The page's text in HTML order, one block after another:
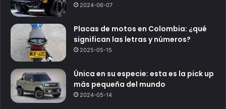
2024-06-07
Placas de motos en Colombia: ¿qué
significan las letras y números?
2025-05-15
Única en su especie: esta es la pick up
más pequeña del mundo
2024-05-14